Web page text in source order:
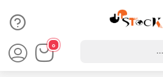
۰
Products
search